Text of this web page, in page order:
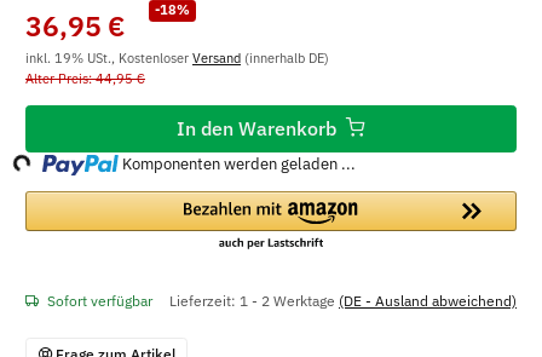
-18%
36,95 €
inkl. 19% USt., Kostenloser Versand (innerhalb DE)
Alter Preis: 44,95 €
In den Warenkorb
Komponenten werden geladen ...
Sofort verfügbar Lieferzeit: 1 - 2 Werktage (DE - Ausland abweichend)
Frage zum Artikel